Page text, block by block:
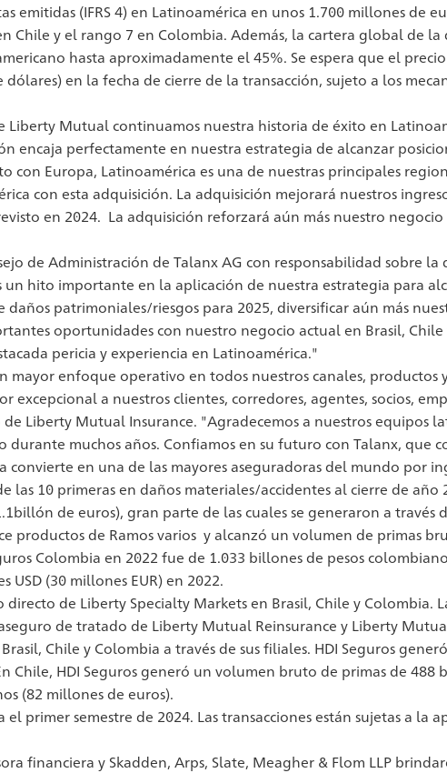
emitidas (IFRS 4) en Latinoamérica en unos 1.700 millones de
Chile y el rango 7 en Colombia. Además, la cartera global de
hasta aproximadamente el 45%. Se espera que el
en la fecha de cierre de la transacción, sujeto a los
Liberty Mutual continuamos nuestra historia de éxito en
encaja perfectamente en nuestra estrategia de alcanzar
con Europa, Latinoamérica es una de nuestras principales
con esta adquisición. La adquisición mejorará nuestros
en 2024. La adquisición reforzará aún más nuestro
de Administración de Talanx AG con responsabilidad sobre
hito importante en la aplicación de nuestra estrategia para
patrimoniales/riesgos para 2025, diversificar aún más
oportunidades con nuestro negocio actual en Brasil,
pericia y experiencia en Latinoamérica."
enfoque operativo en todos nuestros canales, productos
a nuestros clientes, corredores, agentes, socios,
Liberty Mutual Insurance. "Agradecemos a nuestros equipos
durante muchos años. Confiamos en su futuro con Talanx, que
en una de las mayores aseguradoras del mundo por
las 10 primeras en daños materiales/accidentes al cierre de
de euros), gran parte de las cuales se generaron a
productos de Ramos varios y alcanzó un volumen de primas
Colombia en 2022 fue de 1.033 billones de pesos
(30 millones EUR) en 2022.
de Liberty Specialty Markets en Brasil, Chile y Colombia.
de tratado de Liberty Mutual Reinsurance y Liberty
Chile y Colombia a través de sus filiales. HDI Seguros
Chile, HDI Seguros generó un volumen bruto de primas de 488
(82 millones de euros).
primer semestre de 2024. Las transacciones están sujetas a
financiera y Skadden, Arps, Slate, Meagher & Flom LLP